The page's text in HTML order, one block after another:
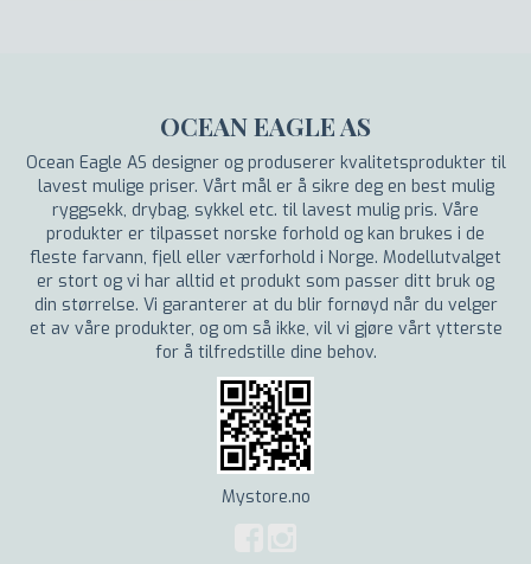
OCEAN EAGLE AS
Ocean Eagle AS designer og produserer kvalitetsprodukter til
lavest mulige priser. Vårt mål er å sikre deg en best mulig
ryggsekk, drybag, sykkel etc. til lavest mulig pris. Våre
produkter er tilpasset norske forhold og kan brukes i de
fleste farvann, fjell eller værforhold i Norge. Modellutvalget
er stort og vi har alltid et produkt som passer ditt bruk og
din størrelse. Vi garanterer at du blir fornøyd når du velger
et av våre produkter, og om så ikke, vil vi gjøre vårt ytterste
for å tilfredstille dine behov.
Mystore.no